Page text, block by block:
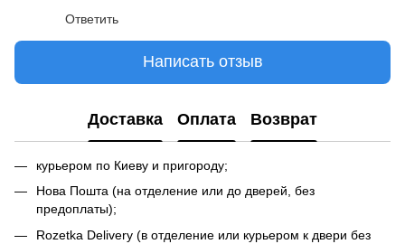
Ответить
Написать отзыв
Доставка Оплата Возврат
курьером по Киеву и пригороду;
Нова Пошта (на отделение или до дверей, без
предоплаты);
Rozetka Delivery (в отделение или курьером к двери без